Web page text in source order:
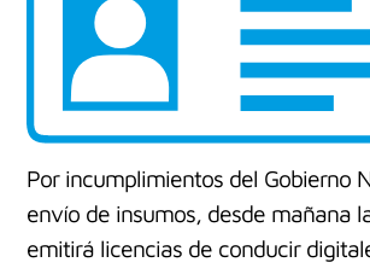
Por incumplimientos del Gobierno
envío de insumos, desde mañana
emitirá licencias de conducir